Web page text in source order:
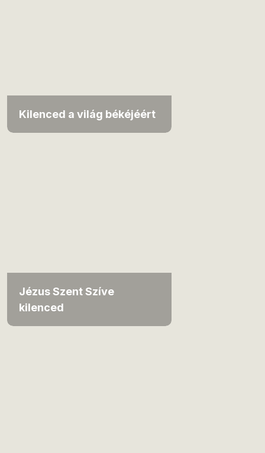
Kilenced a világ békéjéért
Jézus Szent Szíve
kilenced